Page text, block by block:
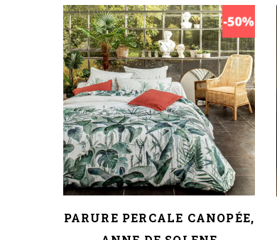
PARURE PERCALE CANOPÉE,